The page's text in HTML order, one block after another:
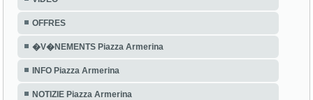
OFFRES
�V�NEMENTS Piazza Armerina
INFO Piazza Armerina
NOTIZIE Piazza Armerina